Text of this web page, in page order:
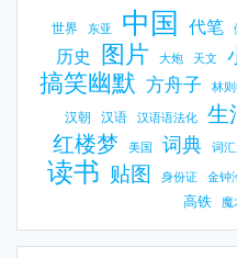
世界 东亚 中国 代笔
历史 图片 大炮 天文
搞笑幽默 方舟子 林
汉朝 汉语 汉语语法化 生
红楼梦 美国 词典 词
读书 贴图 身份证 金钟
高铁 魔